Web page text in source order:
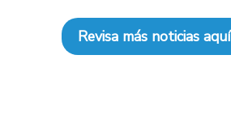
Revisa más noticias aquí